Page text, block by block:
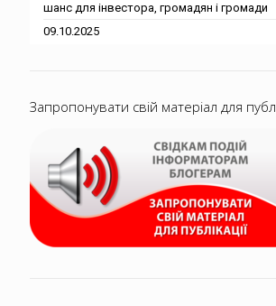
шанс для інвестора, громадян і громади
09.10.2025
Запропонувати свій матеріал для